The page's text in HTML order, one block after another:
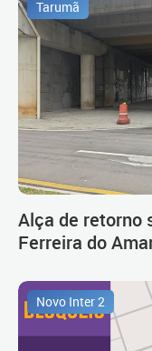
Tarumã
Alça de retorno
Ferreira do
Novo Inter 2